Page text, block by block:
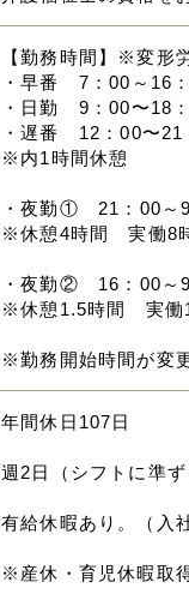
【勤務時間】※変形
・早番 7：00～16
・日勤 9：00〜18
・遅番 12：00〜21
※内1時間休憩
・夜勤① 21：00～
※休憩4時間 実働8
・夜勤② 16：00～9
※休憩1.5時間 実働
※勤務開始時間が変
年間休日107日
週2日（シフトに準ず
有給休暇あり。（入
※産休・育児休暇取